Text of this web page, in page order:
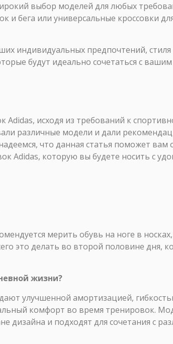
выбор моделей для любых
и бега или универсальные кроссовки
индивидуальных предпочтений,
будут идеально сочетаться с
исходя из требований к
различные модели и дали
что данная статья поможет вам
Adidas, которую вы будете носить с
мерить обувь на ноге в
это делать во второй половине дня,
жизни?
улучшенной амортизацией,
комфорт во время тренировок.
дизайна и подходят для сочетания с